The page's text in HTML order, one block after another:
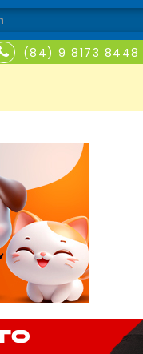
(84) 9 8173 8448